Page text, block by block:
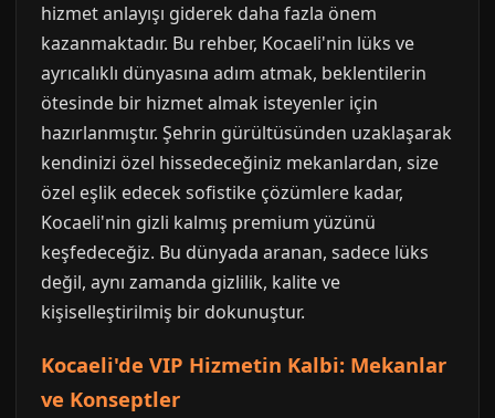
hizmet anlayışı giderek daha fazla önem
kazanmaktadır. Bu rehber, Kocaeli'nin lüks ve
ayrıcalıklı dünyasına adım atmak, beklentilerin
ötesinde bir hizmet almak isteyenler için
hazırlanmıştır. Şehrin gürültüsünden uzaklaşarak
kendinizi özel hissedeceğiniz mekanlardan, size
özel eşlik edecek sofistike çözümlere kadar,
Kocaeli'nin gizli kalmış premium yüzünü
keşfedeceğiz. Bu dünyada aranan, sadece lüks
değil, aynı zamanda gizlilik, kalite ve
kişiselleştirilmiş bir dokunuştur.
Kocaeli'de VIP Hizmetin Kalbi: Mekanlar
ve Konseptler